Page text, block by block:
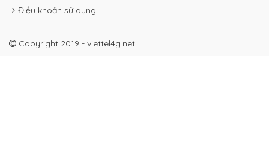
Điều khoản sử dụng
Copyright 2019 - viettel4g.net